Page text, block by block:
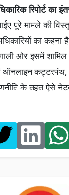
रिपोर्ट का
पूरे मामले की
का कहना
और इसमें
कट्टरपंथ,
के तहत ऐसे